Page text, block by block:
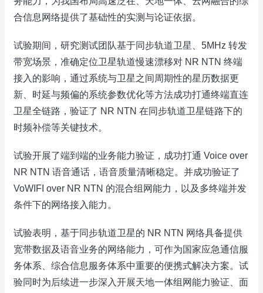
合信息网络提供了基础性的实测与论证依据。
试验期间，研究测试团队基于同步轨道卫星、5MHz 转发
带宽场景，准确定位卫星轨道慢速漂移对 NR NTN 终端
接入的影响，通过系统与卫星之间周期性的星历数据更
新、时延与频偏的系统参数优化等方法成功打通终端直连
卫星全链路，验证了 NR NTN 在同步轨道卫星链路下的
时频补偿等关键技术。
试验开展了端到端的业务能力验证，成功打通 Voice over
NR NTN 语音通话，语音质量清晰稳定。并成功验证了
VoWIFI over NR NTN 的混合组网能力，以及多终端并发
条件下的网络接入能力。
试验表明，基于同步轨道卫星的 NR NTN 网络具备提供
宽带数据及语音业务的网络能力，可作为国家应急通信服
务体系、综合信息服务体系中重要的便携式解决方案。试
验同时为后续进一步深入开展天地一体组网能力验证、面